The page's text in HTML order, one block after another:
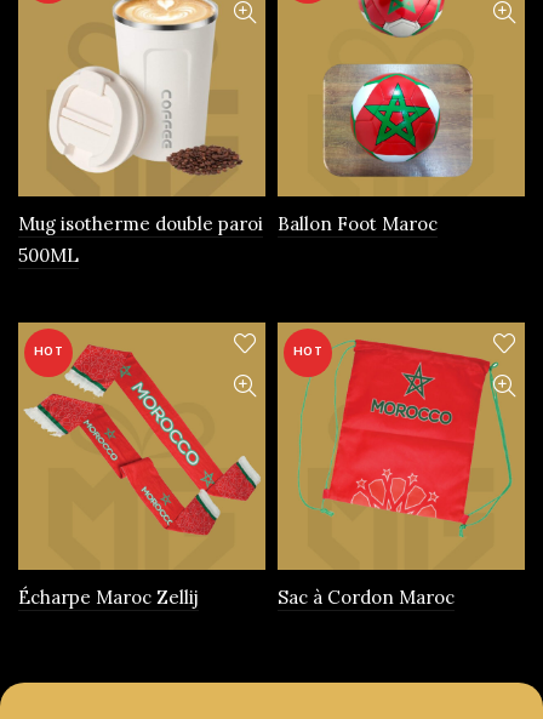
peuvent
choisies
page
du
Mug isotherme double paroi
500ML
Ballon Foot Maroc
HOT
Écharpe Maroc Zellij
HOT
Sac à Cordon Maroc